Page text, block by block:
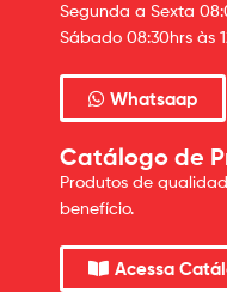
Segunda a Sexta
Sábado 08:30hrs às
Whatsaap
Catálogo de
Produtos de
benefício.
Acessa